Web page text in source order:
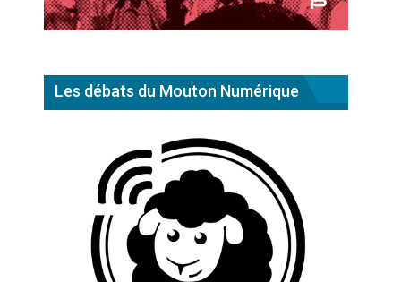
Les débats du Mouton Numérique